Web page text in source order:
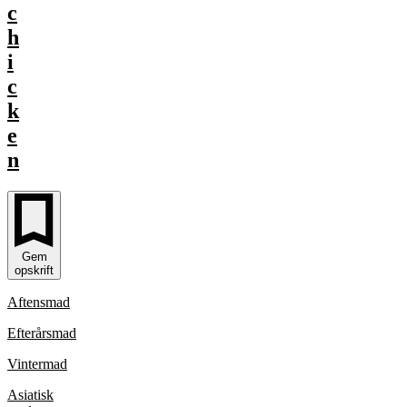
c
h
i
c
k
e
n
Gem
opskrift
Aftensmad
Efterårsmad
Vintermad
Asiatisk